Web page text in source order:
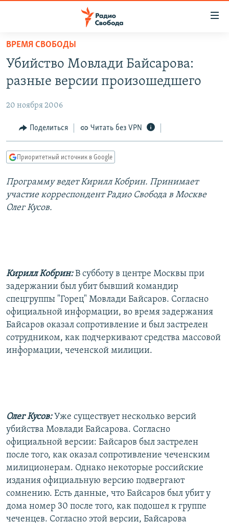
упрощенного
доступа
основному
Вернутся
главной
навигации
Вернутся
поиску
ПРОГРАММЫ
АВТОРСКИЕ ПРОЕКТЫ
ЦИТАТЫ СВОБОДЫ
МНЕНИЯ
IDEL.РЕАЛИИ
КАВКАЗ.РЕАЛИИ
СЕВЕР.РЕАЛИИ
СОЦИАЛЬНЫЕ СЕТИ
Все сайты РСЕ/РС
ВРЕМЯ СВОБОДЫ
Убийство Мовлади Байсарова:
разные версии произошедшего
20 ноября 2006
Поделиться Читать без VPN
Приоритетный источник в Google
Программу ведет Кирилл Кобрин. Принимает
участие корреспондент Радио Свобода в Москве
Олег Кусов.
Кирилл Кобрин: В субботу в центре Москвы при
задержании был убит бывший командир
спецгруппы "Горец" Мовлади Байсаров. Согласно
официальной информации, во время задержания
Байсаров оказал сопротивление и был застрелен
сотрудником, как подчеркивают средства массовой
информации, чеченской милиции.
Олег Кусов: Уже существует несколько версий
убийства Мовлади Байсарова. Согласно
официальной версии: Байсаров был застрелен
после того, как оказал сопротивление чеченским
милиционерам. Однако некоторые российские
издания официальную версию подвергают
сомнению. Есть данные, что Байсаров был убит у
дома номер 30 после того, как подошел к группе
чеченцев. Согласно этой версии, Байсарова